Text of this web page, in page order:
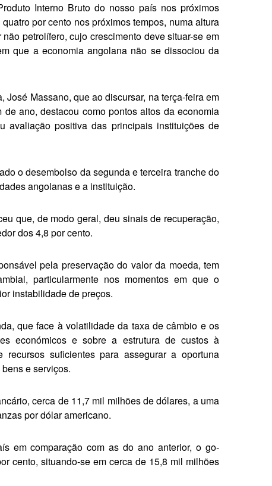
Interno Bruto do nosso país nos próximos
por cento nos próximos tempos, nu­ma altura
petrolífero, cujo cresci­mento deve situar-se em
que a eco­nomia angolana não se disso­ciou da
Massano, que ao discursar, na terça-feira em
ano, destacou como pontos altos da economia
ava­liação positiva das principais insti­tuições de
o de­sembolso da segunda e terceira tran­che do
angolanas e a instituição.
que, de modo geral, deu sinais de recupera­ção,
dos 4,8 por cento.
pela preservação do valor da moeda, tem
particu­larmente nos momentos em que o
instabili­dade de preços.
que face à volatilidade da taxa de câmbio e os
económicos e so­bre a estrutura de custos à
suficientes para as­segurar a oportuna
e serviços.
cer­ca de 11,7 mil milhões de dólares, a uma
por dólar americano.
em comparação com as do ano anterior, o go­
cento, si­tuando-se em cerca de 15,8 mil mi­lhões